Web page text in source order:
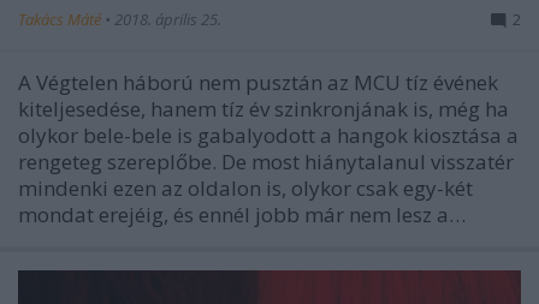
Takács Máté • 2018. április 25. 2
A Végtelen háború nem pusztán az MCU tíz évének
kiteljesedése, hanem tíz év szinkronjának is, még ha
olykor bele-bele is gabalyodott a hangok kiosztása a
rengeteg szereplőbe. De most hiánytalanul visszatér
mindenki ezen az oldalon is, olykor csak egy-két
mondat erejéig, és ennél jobb már nem lesz a…